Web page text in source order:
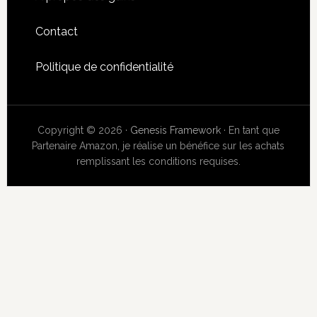
Contact
Politique de confidentialité
Copyright © 2026 · Genesis Framework· En tant que
Partenaire Amazon, je réalise un bénéfice sur les achats
remplissant les conditions requises.